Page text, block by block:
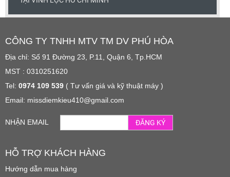
CÔNG TY TNHH MTV TM DV PHÚ HÒA
Địa chỉ: Số 91 Đường 23, P.11, Quận 6, Tp.HCM
MST : 0310251620
Tel: 0974 109 539 ( Tư vấn giá và kỹ thuật máy )
Email: missdiemkieu410@gmail.com
NHẬN EMAIL ĐĂNG KÝ
HỖ TRỢ KHÁCH HÀNG
Hướng dẫn mua hàng